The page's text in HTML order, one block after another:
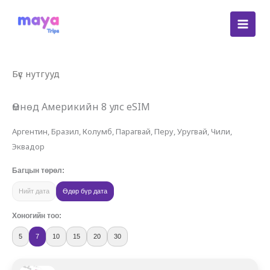
Бүс нутгууд
Өмнөд Америкийн 8 улс eSIM
Аргентин, Бразил, Колумб, Парагвай, Перу, Уругвай, Чили,
Эквадор
Багцын төрөл:
Нийт дата Өдөр бүр дата
Хоногийн тоо:
5 7 10 15 20 30